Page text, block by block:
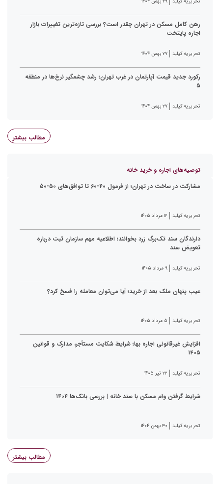
رهن کامل مسکن در تهران چقدر است؟ بررسی تازه‌ترین تغییرات بازار
اجاره پایتخت
تحریریه کیلید ۲۷ بهمن ۱۴۰۴
رکورد جدید قیمت آپارتمان در غرب تهران؛ رشد چشمگیر نرخ‌ها در منطقه
۵
تحریریه کیلید ۲۷ بهمن ۱۴۰۴
مطالب بیشتر
توصیه‌های اجاره و خرید خانه
مشارکت در ساخت در تهران؛ از فرمول ۴۰-۶۰ تا توافق‌های ۵۰-۵۰
تحریریه کیلید ۱۲ مرداد ۱۴۰۵
دارندگان سند تک‌برگ زرد بخوانند؛ اطلاعیه مهم سازمان ثبت درباره
تعویض سند
تحریریه کیلید ۹ مرداد ۱۴۰۵
عیب پنهان ملک بعد از خرید؛ آیا می‌توان معامله را فسخ کرد؟
تحریریه کیلید ۵ مرداد ۱۴۰۵
افزایش غیرقانونی اجاره بها؛ شرایط شکایت مستأجر، مدارک و قوانین
۱۴۰۵
تحریریه کیلید ۲۲ تیر ۱۴۰۵
شرایط گرفتن وام مسکن با سند خانه | بررسی بانک‌ها ۱۴۰۴
تحریریه کیلید ۳۰ بهمن ۱۴۰۴
مطالب بیشتر